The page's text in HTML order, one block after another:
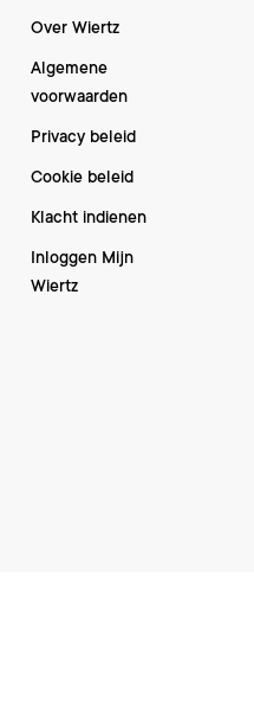
Over Wiertz
Algemene
voorwaarden
Privacy beleid
Cookie beleid
Klacht indienen
Inloggen Mijn
Wiertz